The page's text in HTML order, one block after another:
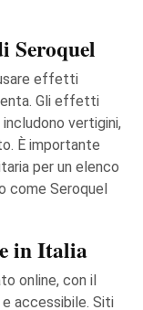
Seroquel
effetti
Gli effetti
vertigini,
È importante
per un elenco
come Seroquel
in Italia
online, con il
accessibile. Siti